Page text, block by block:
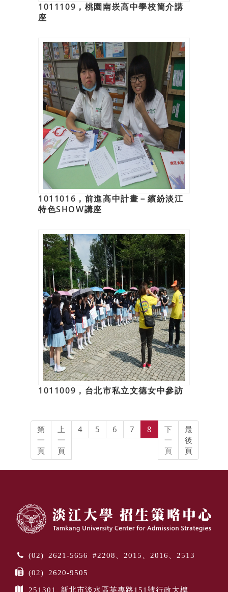
1011109，桃園南崁高中學校簡介講
座
1011016，前進高中計畫－繽紛淡江
特色SHOW講座
1011009，台北市私立文德女中參訪
第
一
頁
上
一
頁
4 5 6 7 8
下
一
頁
最
後
頁
(02) 2621-5656 #2208、2015、2016、2513
(02) 2620-9505
251301 新北市淡水區英專路151號行政大樓